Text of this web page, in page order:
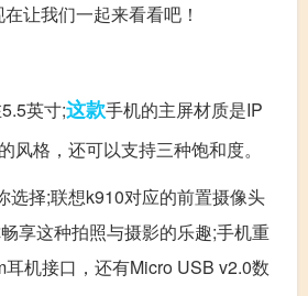
让我们一起来看看吧！
英寸;这款手机的主屏材质是IP
格，还可以支持三种饱和度。
择;联想k910对应的前置摄像头
享这种拍照与摄影的乐趣;手机重
机接口，还有Micro USB v2.0数